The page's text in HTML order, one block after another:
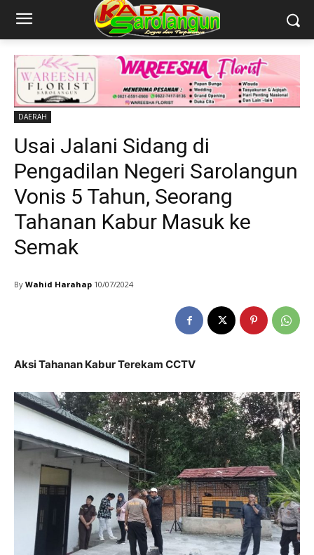
DAERAH
Usai Jalani Sidang di
Pengadilan Negeri Sarolangun
Vonis 5 Tahun, Seorang
Tahanan Kabur Masuk ke
Semak
By Wahid Harahap 10/07/2024
Aksi Tahanan Kabur Terekam CCTV